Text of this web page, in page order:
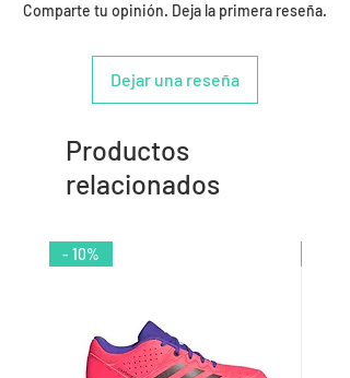
Comparte tu opinión. Deja la primera reseña.
Dejar una reseña
Productos
relacionados
- 10%